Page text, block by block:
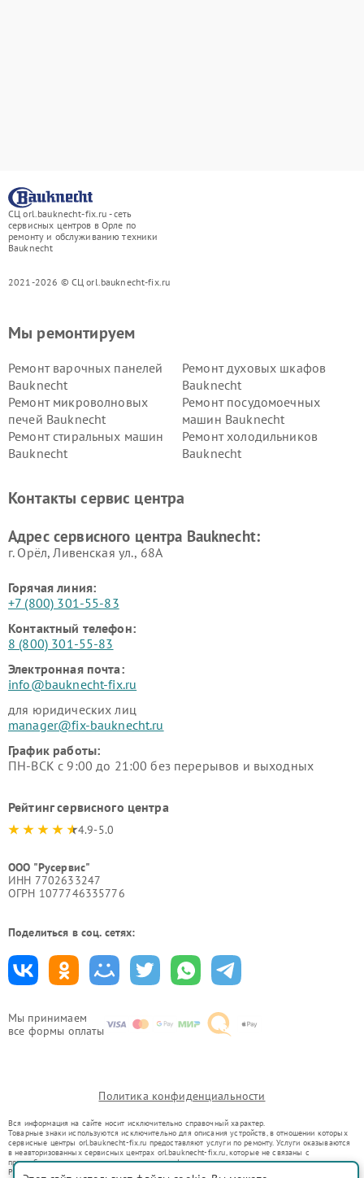
СЦ orl.bauknecht-fix.ru - сеть
сервисных центров в Орле по
ремонту и обслуживанию техники
Bauknecht
2021-2026 © СЦ orl.bauknecht-fix.ru
Мы принимаем
все формы оплаты
Мы ремонтируем
Ремонт варочных панелей
Bauknecht
Ремонт духовых шкафов
Bauknecht
Ремонт микроволновых
печей Bauknecht
Ремонт посудомоечных
машин Bauknecht
Ремонт стиральных машин
Bauknecht
Ремонт холодильников
Bauknecht
Контакты сервис центра
Адрес сервисного центра Bauknecht:
г. Орёл, Ливенская ул., 68А
Горячая линия:
+7 (800) 301-55-83
Контактный телефон:
8 (800) 301-55-83
Электронная почта:
info@bauknecht-fix.ru
для юридических лиц
manager@fix-bauknecht.ru
График работы:
ПН-ВСК с 9:00 до 21:00 без перерывов и выходных
Рейтинг сервисного центра
4.9-5.0
ООО "Русервис"
ИНН 7702633247
ОГРН 1077746335776
Поделиться в соц. сетях:
Политика конфиденциальности
Вся информация на сайте носит исключительно справочный характер.
Товарные знаки используются исключительно для описания устройств, в отношении которых
сервисные центры orl.bauknecht-fix.ru предоставляют услуги по ремонту. Услуги оказываются
в неавторизованных сервисных центрах orl.bauknecht-fix.ru, которые не связаны с
правообладателями товарных знаков или их официальными представителями.
Ремонт осуществляется для устройств, уже введенных в гражданский оборот в соответствии